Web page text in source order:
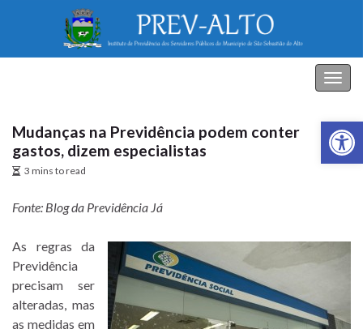
Abrir
Mudanças na Previdência podem conter
gastos, dizem especialistas
3 mins to read
Fonte: Blog da Previdência Já
As regras da
Previdência
precisam ser
alteradas, mas
as medidas em